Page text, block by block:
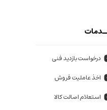
درخواست بازدید فنی
اخذ عاملیت فروش
استعلام اصالت کالا